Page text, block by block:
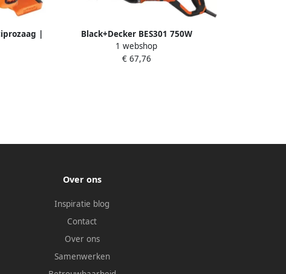
|
Black+Decker BES301 750W
Reciprozaag met takkenhouder | 1
Zaagblad hout | 1 Zaagblad metaal |
1 webshop
€ 67,76
Over ons
Inspiratie blog
Contact
Over ons
Samenwerken